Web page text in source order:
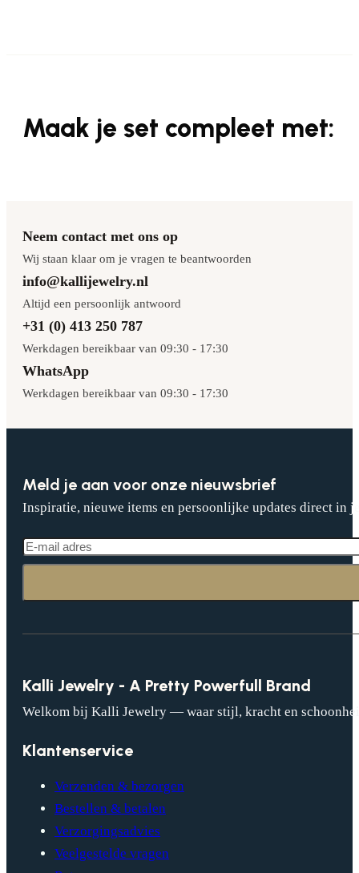
Maak je set compleet met:
Neem contact met ons op
Wij staan klaar om je vragen te beantwoorden
info@kallijewelry.nl
Altijd een persoonlijk antwoord
+31 (0) 413 250 787
Werkdagen bereikbaar van 09:30 - 17:30
WhatsApp
Werkdagen bereikbaar van 09:30 - 17:30
Meld je aan voor onze nieuwsbrief
Inspiratie, nieuwe items en persoonlijke updates direct in
Kalli Jewelry - A Pretty Powerfull Brand
Welkom bij Kalli Jewelry — waar stijl, kracht en
Klantenservice
Verzenden & bezorgen
Bestellen & betalen
Verzorgingsadvies
Veelgestelde vragen